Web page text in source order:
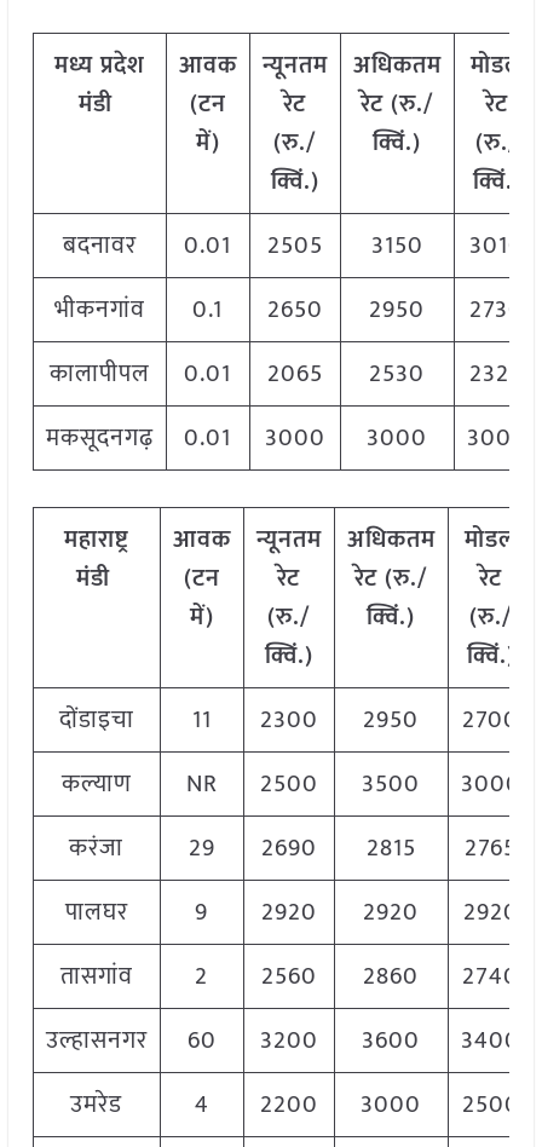
मध्यप्रदेश
मंडी
आवक
(टन
में)
न्यूनतम
रेट
(रु./
क्विं.)
अधिकतम
रेट (रु./
क्विं.)
मोडल
रेट
(रु./
क्विं.)
बदनावर
0.01 2505 3150
3010
भीकनगांव
0.1 2650 2950
2730
कालापीपल
0.01 2065 2530
2320
मकसूदनगढ़
0.01 3000 3000 3000
महाराष्ट्र
मंडी
आवक
(टन
में)
न्यूनतम
रेट
(रु./
क्विं.)
अधिकतम
रेट (रु./
क्विं.)
मोडल
रेट
(रु./
क्विं.)
दोंडाइचा
11 2300 2950
2700
कल्याण
NR 2500 3500
3000
करंजा
29 2690 2815
2765
पालघर
9 2920 2920
2920
तासगांव
2 2560 2860
2740
उल्हासनगर
60 3200 3600
3400
उमरेड
4 2200 3000
2500